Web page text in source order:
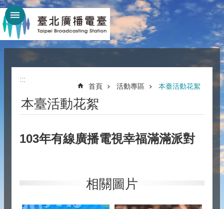
跳到主要內容區塊
:::
:::
首頁 活動專區 本臺活動花絮
本臺活動花絮
103年有線廣播電視幸福滿滿派對
相關圖片